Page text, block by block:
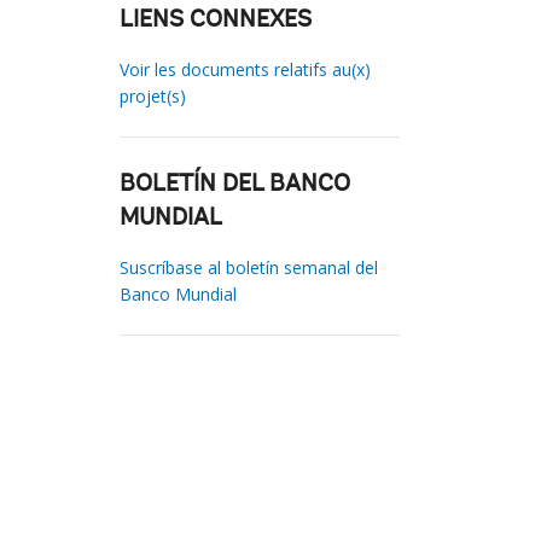
LIENS CONNEXES
Voir les documents relatifs au(x)
projet(s)
BOLETÍN DEL BANCO
MUNDIAL
Suscríbase al boletín semanal del
Banco Mundial